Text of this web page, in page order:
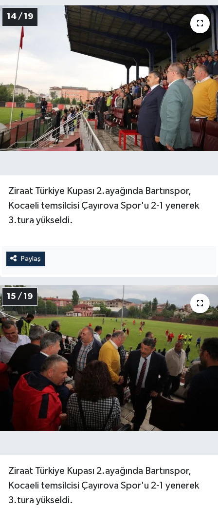
14 / 19
Ziraat Türkiye Kupası 2.ayağında Bartınspor,
Kocaeli temsilcisi Çayırova Spor'u 2-1 yenerek
3.tura yükseldi.
Paylaş
15 / 19
Ziraat Türkiye Kupası 2.ayağında Bartınspor,
Kocaeli temsilcisi Çayırova Spor'u 2-1 yenerek
3.tura yükseldi.